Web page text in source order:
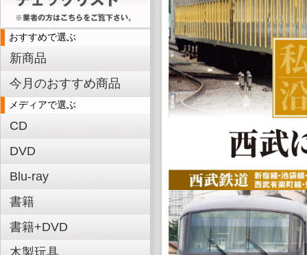
おすすめで選ぶ
新商品
今月のおすすめ商品
メディアで選ぶ
CD
DVD
Blu-ray
書籍
書籍+DVD
木製玩具